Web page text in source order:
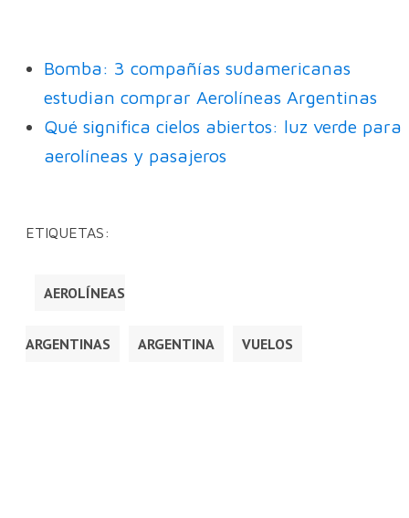
Bomba: 3 compañías sudamericanas
estudian comprar Aerolíneas Argentinas
Qué significa cielos abiertos: luz verde para
aerolíneas y pasajeros
ETIQUETAS:
AEROLÍNEAS
ARGENTINAS ARGENTINA VUELOS